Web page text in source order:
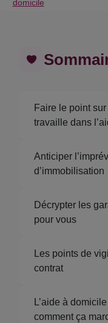
domicile
Faire le point
travaille dans
Anticiper
d’immobilisation
Décrypter les
pour vous
Les points de
contrat
L’aide à
comment ça